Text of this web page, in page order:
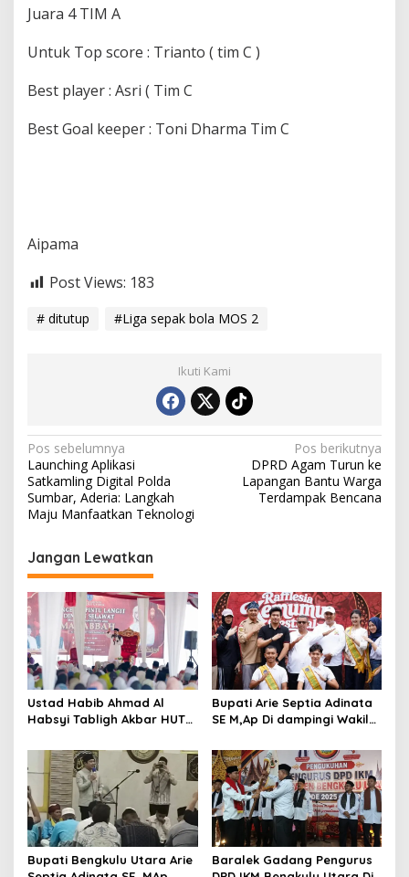
Juara 4 TIM A
Untuk Top score : Trianto ( tim C )
Best player : Asri ( Tim C
Best Goal keeper : Toni Dharma Tim C
Aipama
Post Views: 183
# ditutup #Liga sepak bola MOS 2
Ikuti Kami
N
a
v
i
g
a
s
i
p
o
s
Pos sebelumnya
Launching Aplikasi
Satkamling Digital Polda
Sumbar, Aderia: Langkah
Maju Manfaatkan Teknologi
Pos berikutnya
DPRD Agam Turun ke
Lapangan Bantu Warga
Terdampak Bencana
Jangan Lewatkan
Ustad Habib Ahmad Al
Habsyi Tabligh Akbar HUT
Utara
Bupati Arie Septia Adinata
SE M,Ap Di dampingi Wakil
Buka Raflesia Kemumu
Festival
Bupati Bengkulu Utara Arie
Baralek Gadang Pengurus